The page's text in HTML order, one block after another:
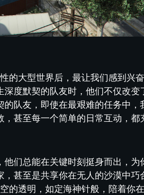
的大型世界后，最让我们感到兴
度默契的队友时，他们不仅改变
队友，即使在最艰难的任务中，
甚至每一个简单的日常互动，都
们总能在关键时刻挺身而出，为
甚至是共享你在无人的沙漠中巧
的透明，如定海神针般，陪着你